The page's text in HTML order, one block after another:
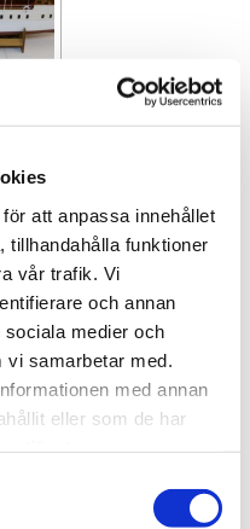
att anpassa innehållet
tillhandahålla funktioner
vår trafik. Vi
och annan
medier och
samarbetar med.
med annan
eller som de har
till i favoriter
1 st i lager
från oss inom 0-1 vardagar